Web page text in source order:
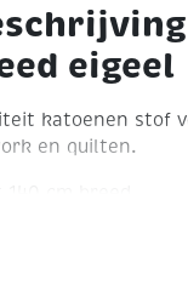
eigeel
katoenen stof
en quilten.